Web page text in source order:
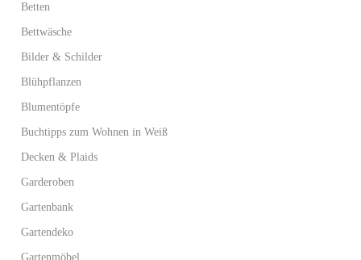
Betten
Bettwäsche
Bilder & Schilder
Blühpflanzen
Blumentöpfe
Buchtipps zum Wohnen in Weiß
Decken & Plaids
Garderoben
Gartenbank
Gartendeko
Gartenmöbel